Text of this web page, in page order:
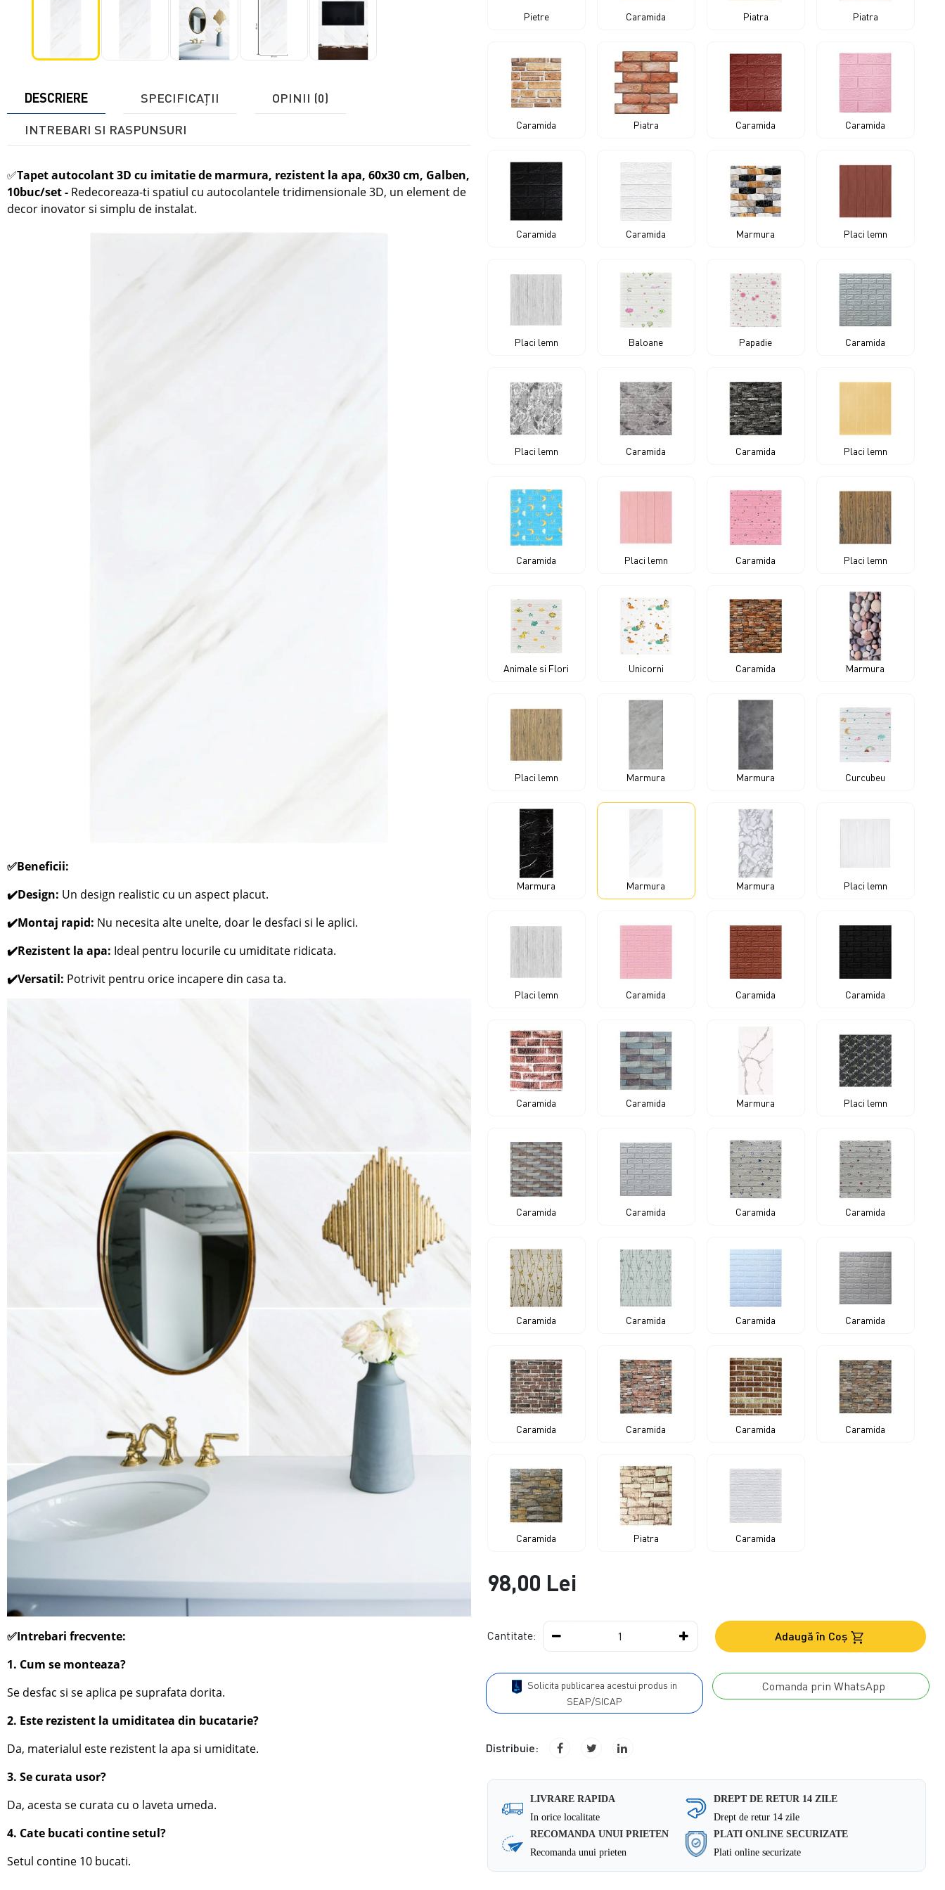
DESCRIERE SPECIFICAŢII OPINII (0)
INTREBARI SI RASPUNSURI
✅Tapet autocolant 3D cu imitatie de marmura, rezistent la apa, 60x30 cm, Galben,
10buc/set- Redecoreaza-ti spatiul cu autocolantele tridimensionale 3D, un element de
decor inovator si simplu de instalat.
✅Beneficii:
✔️Design: Un design realistic cu un aspect placut.
✔️Montaj rapid: Nu necesita alte unelte, doar le desfaci si le aplici.
✔️Rezistent la apa: Ideal pentru locurile cu umiditate ridicata.
✔️Versatil: Potrivit pentru orice incapere din casa ta.
✅Intrebari frecvente:
1. Cum se monteaza?
Se desfac si se aplica pe suprafata dorita.
2. Este rezistent la umiditatea din bucatarie?
Da, materialul este rezistent la apa si umiditate.
3. Se curata usor?
Da, acesta se curata cu o laveta umeda.
4. Cate bucati contine setul?
Setul contine 10 bucati.
Pietre Caramida Piatra Piatra
Caramida Piatra Caramida Caramida
Caramida Caramida Marmura Placi lemn
Placi lemn Baloane Papadie Caramida
Placi lemn Caramida Caramida Placi lemn
Caramida Placi lemn Caramida Placi lemn
Animale si Flori Unicorni Caramida Marmura
Placi lemn Marmura Marmura Curcubeu
Marmura Marmura Marmura Placi lemn
Placi lemn Caramida Caramida Caramida
Caramida Caramida Marmura Placi lemn
Caramida Caramida Caramida Caramida
Caramida Caramida Caramida Caramida
Caramida Caramida Caramida Caramida
Caramida Piatra Caramida
98,00 Lei
Cantitate: Adaugă în Coş
SEAP/SICAP
Comanda prin WhatsApp
Distribuie:
LIVRARE RAPIDA
In orice localitate
DREPT DE RETUR 14 ZILE
Drept de retur 14 zile
RECOMANDA UNUI PRIETEN
Recomanda unui prieten
PLATI ONLINE SECURIZATE
Plati online securizate